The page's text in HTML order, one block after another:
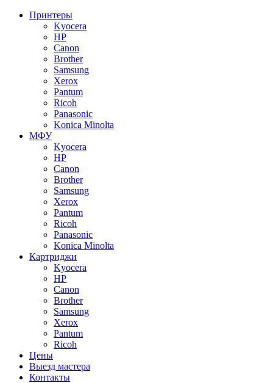
Принтеры
Kyocera
HP
Canon
Brother
Samsung
Xerox
Pantum
Ricoh
Panasonic
Konica Minolta
МФУ
Kyocera
HP
Canon
Brother
Samsung
Xerox
Pantum
Ricoh
Panasonic
Konica Minolta
Картриджи
Kyocera
HP
Canon
Brother
Samsung
Xerox
Pantum
Ricoh
Цены
Выезд мастера
Контакты